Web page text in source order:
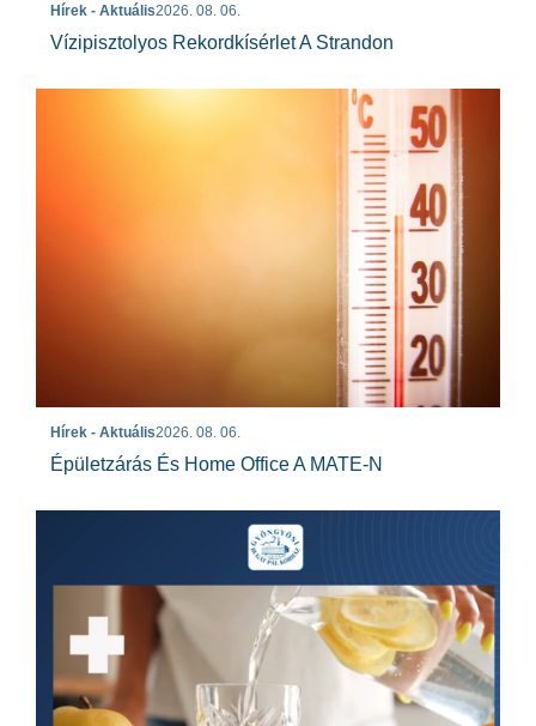
Hírek - Aktuális2026. 08. 06.
Vízipisztolyos Rekordkísérlet A Strandon
Hírek - Aktuális2026. 08. 06.
Épületzárás És Home Office A MATE-N